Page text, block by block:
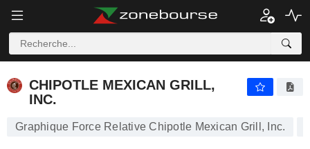
CHIPOTLE MEXICAN GRILL,
INC.
Graphique Force Relative Chipotle Mexican Grill, Inc.